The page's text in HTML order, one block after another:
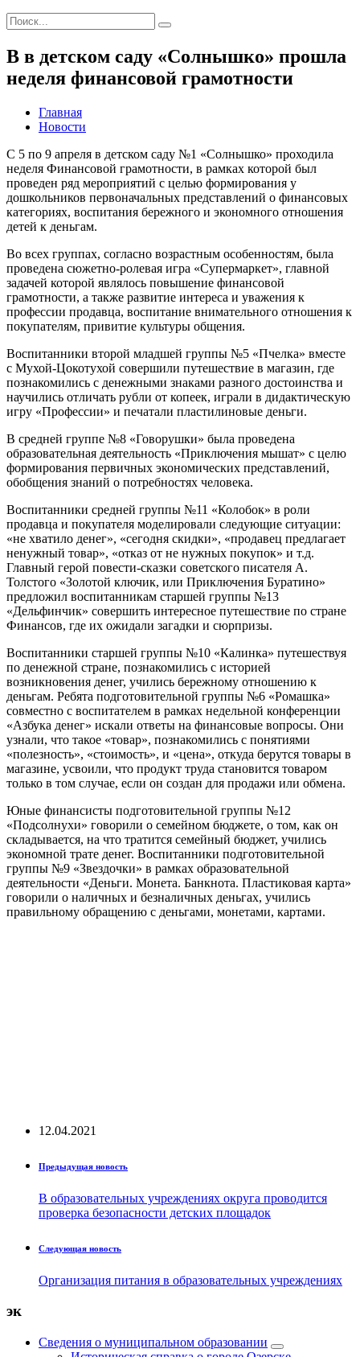
В в детском саду «Солнышко» прошла
неделя финансовой грамотности
Главная
Новости
С 5 по 9 апреля в детском саду №1 «Солнышко» проходила
неделя Финансовой грамотности, в рамках которой был
проведен ряд мероприятий с целью формирования у
дошкольников первоначальных представлений о финансовых
категориях, воспитания бережного и экономного отношения
детей к деньгам.
Во всех группах, согласно возрастным особенностям, была
проведена сюжетно-ролевая игра «Супермаркет», главной
задачей которой являлось повышение финансовой
грамотности, а также развитие интереса и уважения к
профессии продавца, воспитание внимательного отношения к
покупателям, привитие культуры общения.
Воспитанники второй младшей группы №5 «Пчелка» вместе
с Мухой-Цокотухой совершили путешествие в магазин, где
познакомились с денежными знаками разного достоинства и
научились отличать рубли от копеек, играли в дидактическую
игру «Профессии» и печатали пластилиновые деньги.
В средней группе №8 «Говорушки» была проведена
образовательная деятельность «Приключения мышат» с целю
формирования первичных экономических представлений,
обобщения знаний о потребностях человека.
Воспитанники средней группы №11 «Колобок» в роли
продавца и покупателя моделировали следующие ситуации:
«не хватило денег», «сегодня скидки», «продавец предлагает
ненужный товар», «отказ от не нужных покупок» и т.д.
Главный герой повести-сказки советского писателя А.
Толстого «Золотой ключик, или Приключения Буратино»
предложил воспитанникам старшей группы №13
«Дельфинчик» совершить интересное путешествие по стране
Финансов, где их ожидали загадки и сюрпризы.
Воспитанники старшей группы №10 «Калинка» путешествуя
по денежной стране, познакомились с историей
возникновения денег, учились бережному отношению к
деньгам. Ребята подготовительной группы №6 «Ромашка»
совместно с воспитателем в рамках недельной конференции
«Азбука денег» искали ответы на финансовые вопросы. Они
узнали, что такое «товар», познакомились с понятиями
«полезность», «стоимость», и «цена», откуда берутся товары в
магазине, усвоили, что продукт труда становится товаром
только в том случае, если он создан для продажи или обмена.
Юные финансисты подготовительной группы №12
«Подсолнухи» говорили о семейном бюджете, о том, как он
складывается, на что тратится семейный бюджет, учились
экономной трате денег. Воспитанники подготовительной
группы №9 «Звездочки» в рамках образовательной
деятельности «Деньги. Монета. Банкнота. Пластиковая карта»
говорили о наличных и безналичных деньгах, учились
правильному обращению с деньгами, монетами, картами.
12.04.2021
Предыдущая новость
В образовательных учреждениях округа проводится
проверка безопасности детских площадок
Следующая новость
Организация питания в образовательных учреждениях
эк
Сведения о муниципальном образовании